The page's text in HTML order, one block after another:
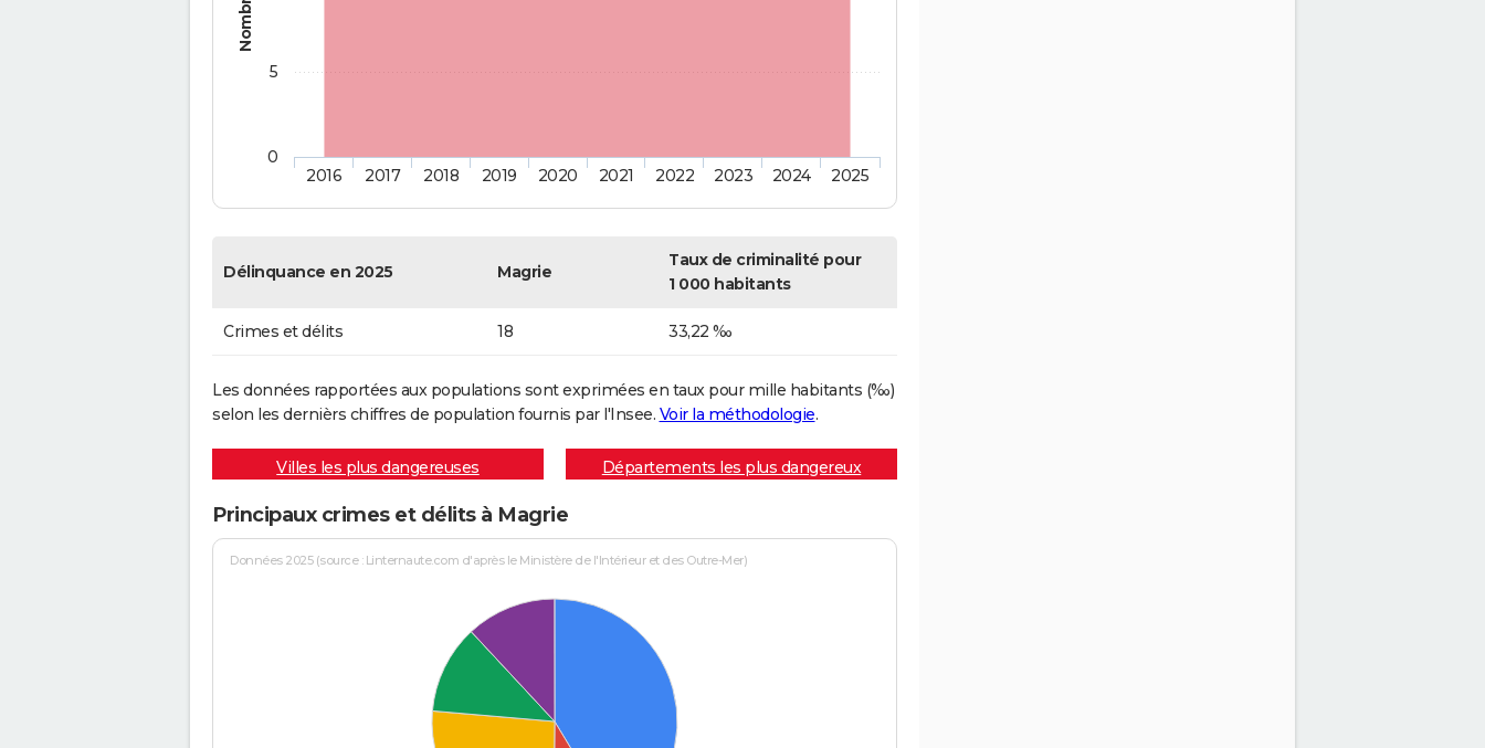
2016 2017 2018 2019 2020 2021 2022 2023 2024 2025
0
5
Délinquance en 2025 Magrie
Taux de criminalité pour
1 000 habitants
Crimes et délits 18 33,22 ‰
Les données rapportées aux populations sont exprimées en taux pour mille habitants (‰)
selon les dernièrs chiffres de population fournis par l'Insee. Voir la méthodologie.
Villes les plus dangereuses Départements les plus dangereux
Principaux crimes et délits à Magrie
Données 2025 (source : Linternaute.com d'après le Ministère de l'Intérieur et des Outre-Mer)